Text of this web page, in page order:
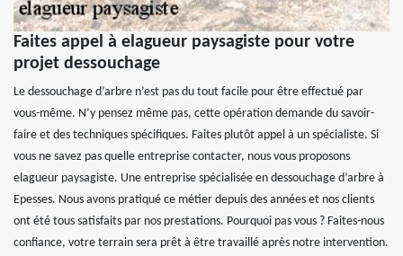
Faites appel à elagueur paysagiste pour votre
projet dessouchage
Le dessouchage d’arbre n’est pas du tout facile pour être effectué par
vous-même. N’y pensez même pas, cette opération demande du savoir-
faire et des techniques spécifiques. Faites plutôt appel à un spécialiste. Si
vous ne savez pas quelle entreprise contacter, nous vous proposons
elagueur paysagiste. Une entreprise spécialisée en dessouchage d’arbre à
Epesses. Nous avons pratiqué ce métier depuis des années et nos clients
ont été tous satisfaits par nos prestations. Pourquoi pas vous ? Faites-nous
confiance, votre terrain sera prêt à être travaillé après notre intervention.